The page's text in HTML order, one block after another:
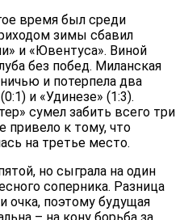
время был среди
зимы сбавил
и «Ювентуса». Виной
без побед. Миланская
и потерпела два
и «Удинезе» (1:3).
сумел забить всего три
привело к тому, что
на третье место.
но сыграла на один
соперника. Разница
очка, поэтому будущая